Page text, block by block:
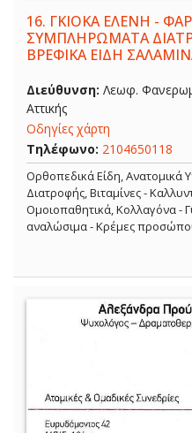
16. ΓΚΙΟΚΑ ΕΛΕΝΗ -
ΣΥΜΠΛΗΡΩΜΑΤΑ
ΒΡΕΦΙΚΑ ΕΙΔΗ
Διεύθυνση: Λεωφ.
Αττικής
Οδηγίες χάρτη
Τηλέφωνο: 2104650118
Ορθοπεδικά Είδη,
Διατροφής, Βιταμίνες -
Ομοιοπαθητικά, Κολλαγόνα -
αναλώσιμα - Κρέμες